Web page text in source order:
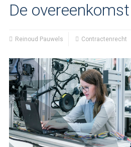
De overeenkomst
Reinoud Pauwels Contractenrecht